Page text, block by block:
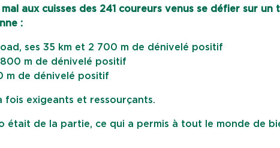
aux cuisses des 241 coureurs venus se défier sur un
:
ses 35 km et 2 700 m de dénivelé positif
800 m de dénivelé positif
m de dénivelé positif
fois exigeants et ressourçants.
était de la partie, ce qui a permis à tout le monde de